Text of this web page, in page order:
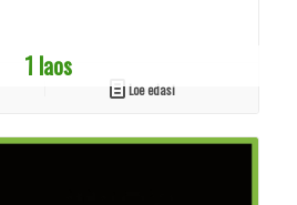
1 laos
Loe edasi